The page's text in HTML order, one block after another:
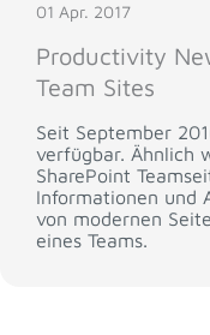
01 Apr. 2017
Productivity
Team Sites
Seit September
verfügbar. Ähnlich
SharePoint
Informationen und
von modernen
eines Teams.